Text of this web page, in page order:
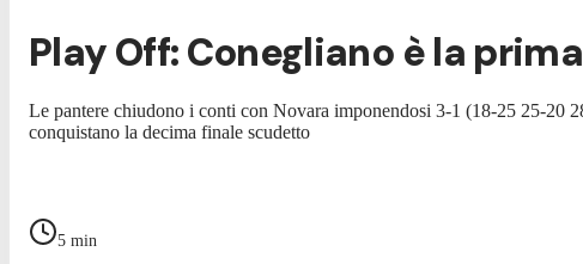
Play Off: Conegliano è la
Le pantere chiudono i conti con Novara imponendosi 3-1 (18-25 25-20
conquistano la decima finale scudetto
5 min